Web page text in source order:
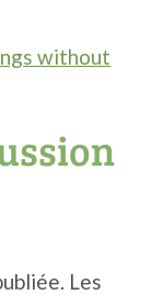
without
Les